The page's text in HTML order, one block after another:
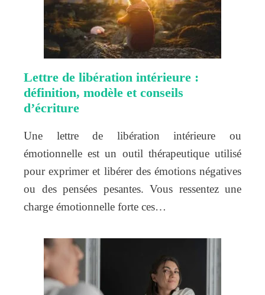
Lettre de libération intérieure :
définition, modèle et conseils
d’écriture
Une lettre de libération intérieure ou
émotionnelle est un outil thérapeutique utilisé
pour exprimer et libérer des émotions négatives
ou des pensées pesantes. Vous ressentez une
charge émotionnelle forte ces…